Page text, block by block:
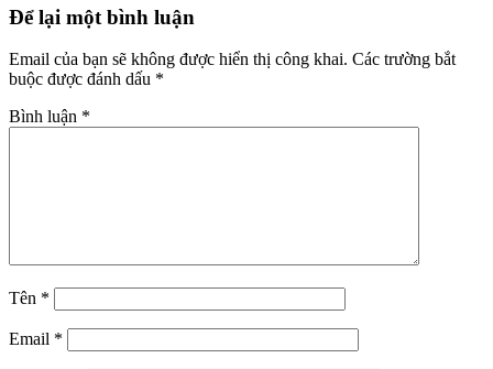
Để lại một bình luận
Email của bạn sẽ không được hiển thị công khai. Các trường bắt
buộc được đánh dấu *
Bình luận *
Tên *
Email *